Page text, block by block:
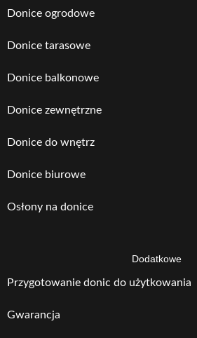
Donice ogrodowe
Donice tarasowe
Donice balkonowe
Donice zewnętrzne
Donice do wnętrz
Donice biurowe
Osłony na donice
Dodatkowe
Przygotowanie donic do użytkowania
Gwarancja